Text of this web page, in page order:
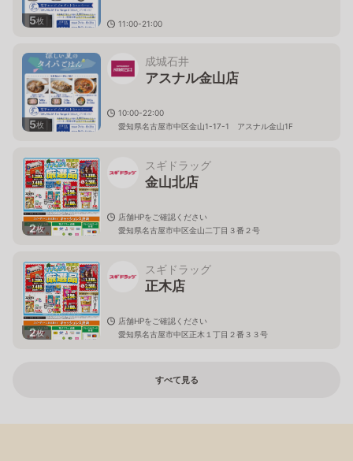
5枚
11:00-21:00
5枚
成城石井
アスナル金山店
10:00-22:00
愛知県名古屋市中区金山1-17-1 アスナル金山1F
2枚
スギドラッグ
金山北店
店舗HPをご確認ください
愛知県名古屋市中区金山二丁目３番２号
2枚
スギドラッグ
正木店
店舗HPをご確認ください
愛知県名古屋市中区正木１丁目２番３３号
すべて見る